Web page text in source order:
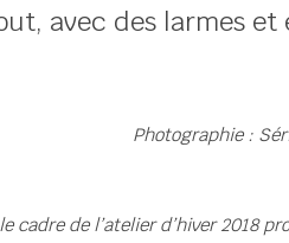
avec des larmes
Photographie :
cadre de l’atelier d’hiver 2018